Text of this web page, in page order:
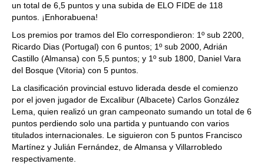
un total de 6,5 puntos y una subida de ELO FIDE de 118
puntos. ¡Enhorabuena!
Los premios por tramos del Elo correspondieron: 1º sub 2200,
Ricardo Dias (Portugal) con 6 puntos; 1º sub 2000, Adrián
Castillo (Almansa) con 5,5 puntos; y 1º sub 1800, Daniel Vara
del Bosque (Vitoria) con 5 puntos.
La clasificación provincial estuvo liderada desde el comienzo
por el joven jugador de Excalibur (Albacete) Carlos González
Lema, quien realizó un gran campeonato sumando un total de 6
puntos perdiendo solo una partida y puntuando con varios
titulados internacionales. Le siguieron con 5 puntos Francisco
Martínez y Julián Fernández, de Almansa y Villarrobledo
respectivamente.